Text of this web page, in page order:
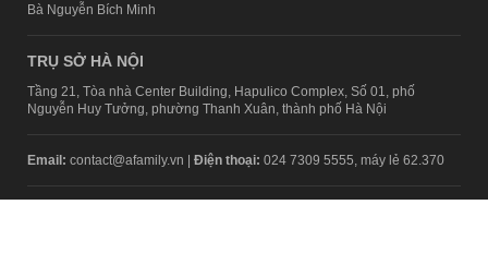
Bà Nguyễn Bích Minh
TRỤ SỞ HÀ NỘI
Tầng 21, Tòa nhà Center Building, Hapulico Complex, Số 01, phố
Nguyễn Huy Tưởng, phường Thanh Xuân, thành phố Hà Nội
Email: contact@afamily.vn | Điện thoại: 024 7309 5555, máy lẻ 62.370